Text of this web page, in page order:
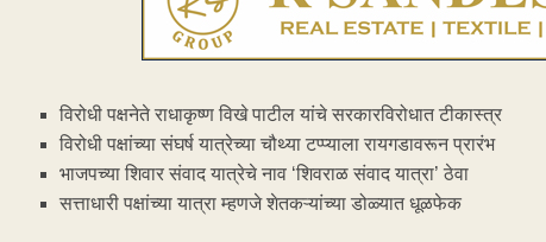
विरोधी पक्षनेते राधाकृष्ण विखे पाटील यांचे सरकारविरोधात टीकास्त्र
विरोधी पक्षांच्या संघर्ष यात्रेच्या चौथ्या टप्प्याला रायगडावरून प्रारंभ
भाजपच्या शिवार संवाद यात्रेचे नाव ‘शिवराळ संवाद यात्रा’ ठेवा
सत्ताधारी पक्षांच्या यात्रा म्हणजे शेतकऱ्यांच्या डोळ्यात धूळफेक